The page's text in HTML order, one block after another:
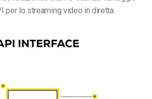
per lo streaming video in diretta.